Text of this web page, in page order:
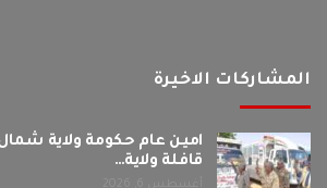
المشاركات الاخيرة
امين عام حكومة ولاية
قافلة ولاية…